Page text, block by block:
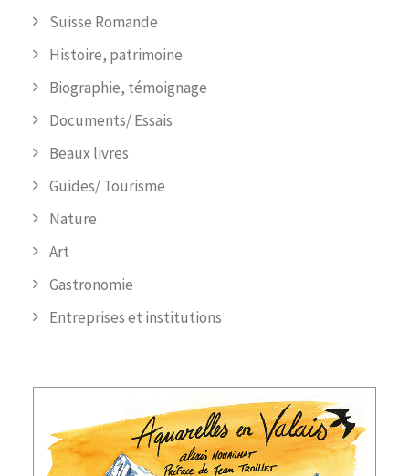
Suisse Romande
Histoire, patrimoine
Biographie, témoignage
Documents/ Essais
Beaux livres
Guides/ Tourisme
Nature
Art
Gastronomie
Entreprises et institutions